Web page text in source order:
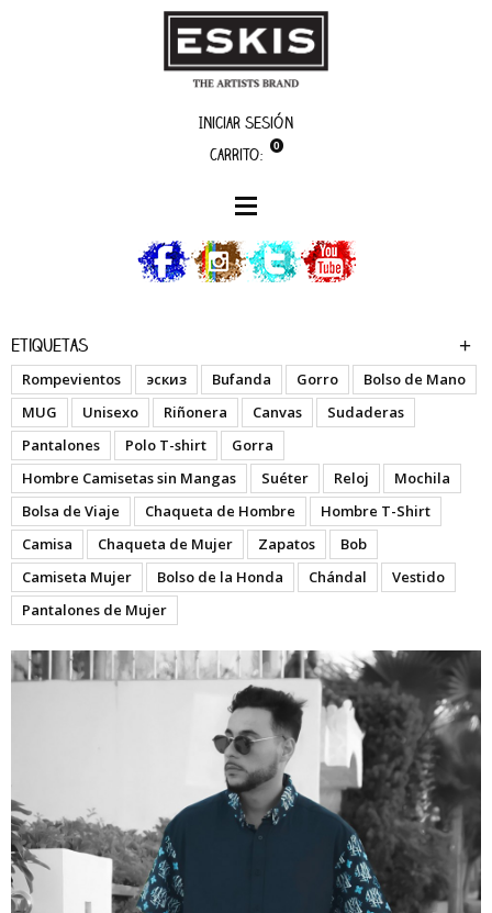
Iniciar sesión
Carrito:
0
boutique
Etiquetas
Rompevientos эскиз Bufanda Gorro
Bolso de Mano
MUG
Unisexo Riñonera Canvas
Sudaderas
Pantalones
Polo T-shirt
Gorra
Hombre Camisetas sin Mangas
Suéter Reloj
Mochila
Bolsa de Viaje
Chaqueta de Hombre
Hombre T-Shirt
Camisa
Chaqueta de Mujer Zapatos
Bob
Camiseta Mujer
Bolso de la Honda Chándal
Vestido
Pantalones de Mujer